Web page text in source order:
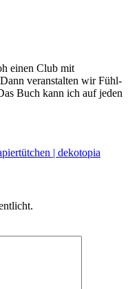
einen Club mit
veranstalten wir Fühl-
Buch kann ich auf jeden
| dekotopia